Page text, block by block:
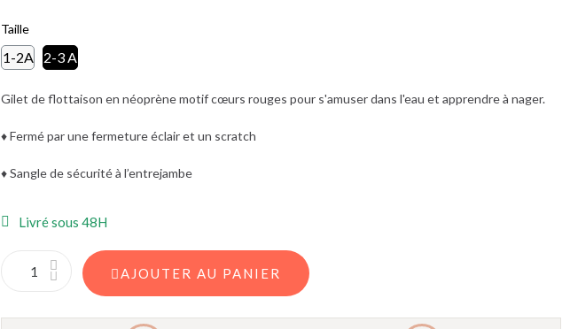
Taille
1-2A 2-3 A
Gilet de flottaison en néoprène motif cœurs rouges pour s'amuser dans l'eau et apprendre à nager.
♦ Fermé par une fermeture éclair et un scratch
♦ Sangle de sécurité à l’entrejambe
Livré sous 48H
AJOUTER AU PANIER